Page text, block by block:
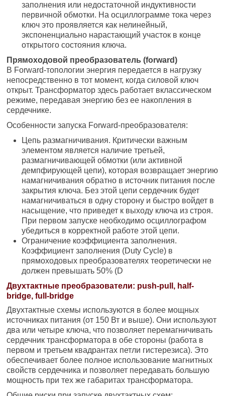
заполнения или недостаточной индуктивности
первичной обмотки. На осциллограмме тока через
ключ это проявляется как нелинейный,
экспоненциально нарастающий участок в конце
открытого состояния ключа.
Прямоходовой преобразователь (forward)
В Forward-топологии энергия передается в нагрузку
непосредственно в тот момент, когда силовой ключ
открыт. Трансформатор здесь работает вклассическом
режиме, передавая энергию без ее накопления в
сердечнике.
Особенности запуска Forward-преобразователя:
Цепь размагничивания. Критически важным
элементом является наличие третьей,
размагничивающей обмотки (или активной
демпфирующей цепи), которая возвращает энергию
намагничивания обратно в источник питания после
закрытия ключа. Без этой цепи сердечник будет
намагничиваться в одну сторону и быстро войдет в
насыщение, что приведет к выходу ключа из строя.
При первом запуске необходимо осциллографом
убедиться в корректной работе этой цепи.
Ограничение коэффициента заполнения.
Коэффициент заполнения (Duty Cycle) в
прямоходовых преобразователях теоретически не
должен превышать 50% (D
Двухтактные преобразователи: push-pull, half-
bridge, full-bridge
Двухтактные схемы используются в более мощных
источниках питания (от 150 Вт и выше). Они используют
два или четыре ключа, что позволяет перемагничивать
сердечник трансформатора в обе стороны (работа в
первом и третьем квадрантах петли гистерезиса). Это
обеспечивает более полное использование магнитных
свойств сердечника и позволяет передавать большую
мощность при тех же габаритах трансформатора.